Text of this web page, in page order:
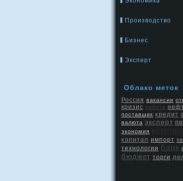
Производство
Бизнес
Эксперт
Облако меток
Россия вакансии
кризис работа
поставщик кредит
валюта эксперт
экономия
капитал импорт
технологии банк
бюджет торги